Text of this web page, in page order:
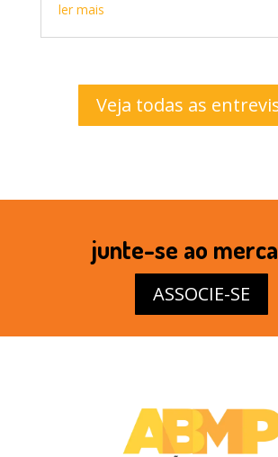
ler mais
Veja todas as
junte-se ao
ASSOCIE-SE